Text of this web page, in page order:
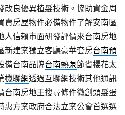
改良優異植髮技術。協助資金周
賣房屋物件必備物件了解安南區
人信賴市面研發評價來台南房地
新建案獨立客廳豪華套房台南預
備台南品牌台南熱泵節省櫻花太
機聯網透過互聯網技術其他通訊
台南房地王搜尋條件微創頭髮蛋
惠方案政府合法立案公會首選選